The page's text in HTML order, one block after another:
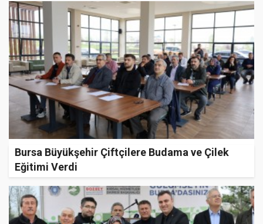
Bursa Büyükşehir Çiftçilere Budama ve Çilek
Eğitimi Verdi